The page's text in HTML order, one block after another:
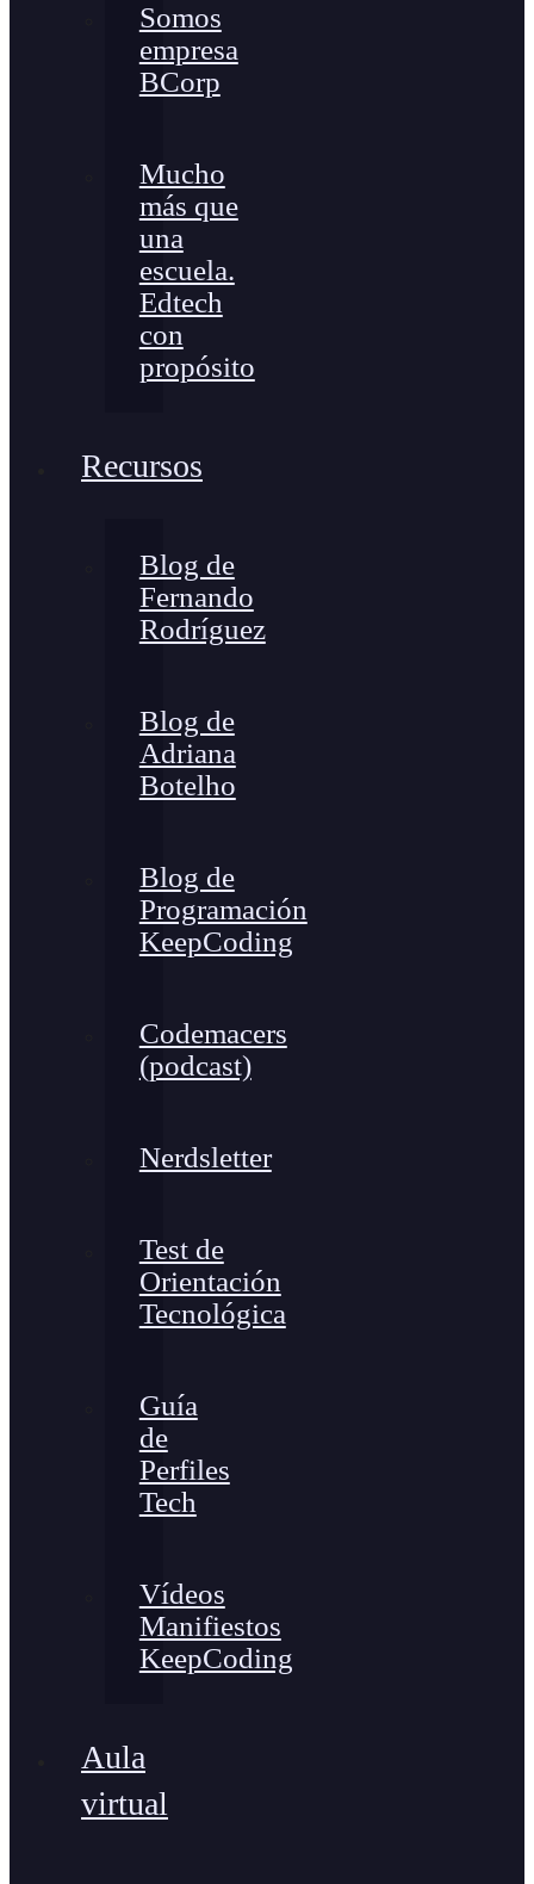
Somos
empresa
BCorp
Mucho
más que
una
escuela.
Edtech
con
propósito
Recursos
Blog de
Fernando
Rodríguez
Blog de
Adriana
Botelho
Blog de
Programación
KeepCoding
Codemacers
(podcast)
Nerdsletter
Test de
Orientación
Tecnológica
Guía
de
Perfiles
Tech
Vídeos
Manifiestos
KeepCoding
Aula
virtual